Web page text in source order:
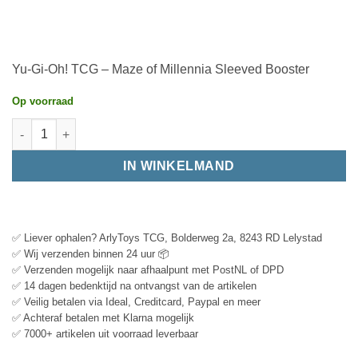
Yu-Gi-Oh! TCG – Maze of Millennia Sleeved Booster
Op voorraad
IN WINKELMAND
✅ Liever ophalen? ArlyToys TCG, Bolderweg 2a, 8243 RD Lelystad
✅ Wij verzenden binnen 24 uur 📦
✅ Verzenden mogelijk naar afhaalpunt met PostNL of DPD
✅ 14 dagen bedenktijd na ontvangst van de artikelen
✅ Veilig betalen via Ideal, Creditcard, Paypal en meer
✅ Achteraf betalen met Klarna mogelijk
✅ 7000+ artikelen uit voorraad leverbaar